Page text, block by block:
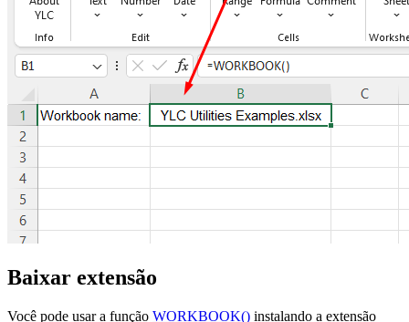
Baixar extensão
Você pode usar a função WORKBOOK() instalando a extensão